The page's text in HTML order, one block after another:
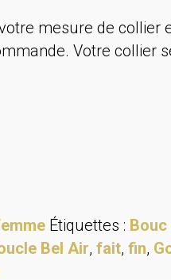
mesure de collier
Votre collier
Étiquettes : Bouc
Bel Air, fait, fin,